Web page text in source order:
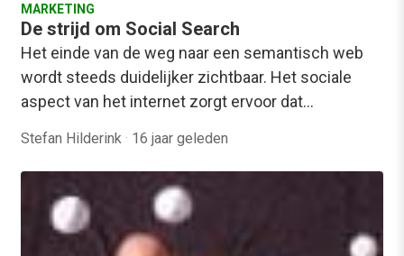
MARKETING
De strijd om Social Search
Het einde van de weg naar een semantisch web
wordt steeds duidelijker zichtbaar. Het sociale
aspect van het internet zorgt ervoor dat…
Stefan Hilderink · 16 jaar geleden